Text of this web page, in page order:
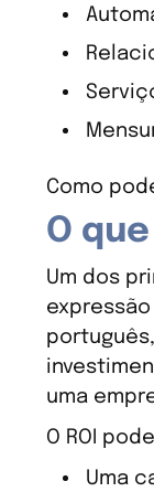
Como
O que
Um dos
uma
O ROI
Uma